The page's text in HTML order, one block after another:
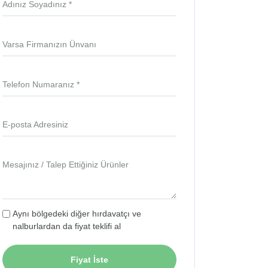
Adınız Soyadınız *
Varsa Firmanızın Ünvanı
Telefon Numaranız *
E-posta Adresiniz
Mesajınız / Talep Ettiğiniz Ürünler
Aynı bölgedeki diğer hırdavatçı ve
nalburlardan da fiyat teklifi al
Fiyat İste